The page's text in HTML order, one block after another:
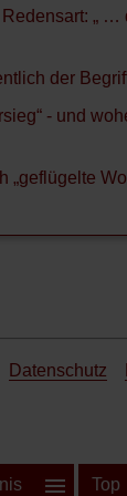
„ …
der
- und
„geflügelte
Datenschutz
Top